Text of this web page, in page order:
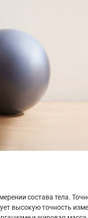
состава тела.
высокую точность